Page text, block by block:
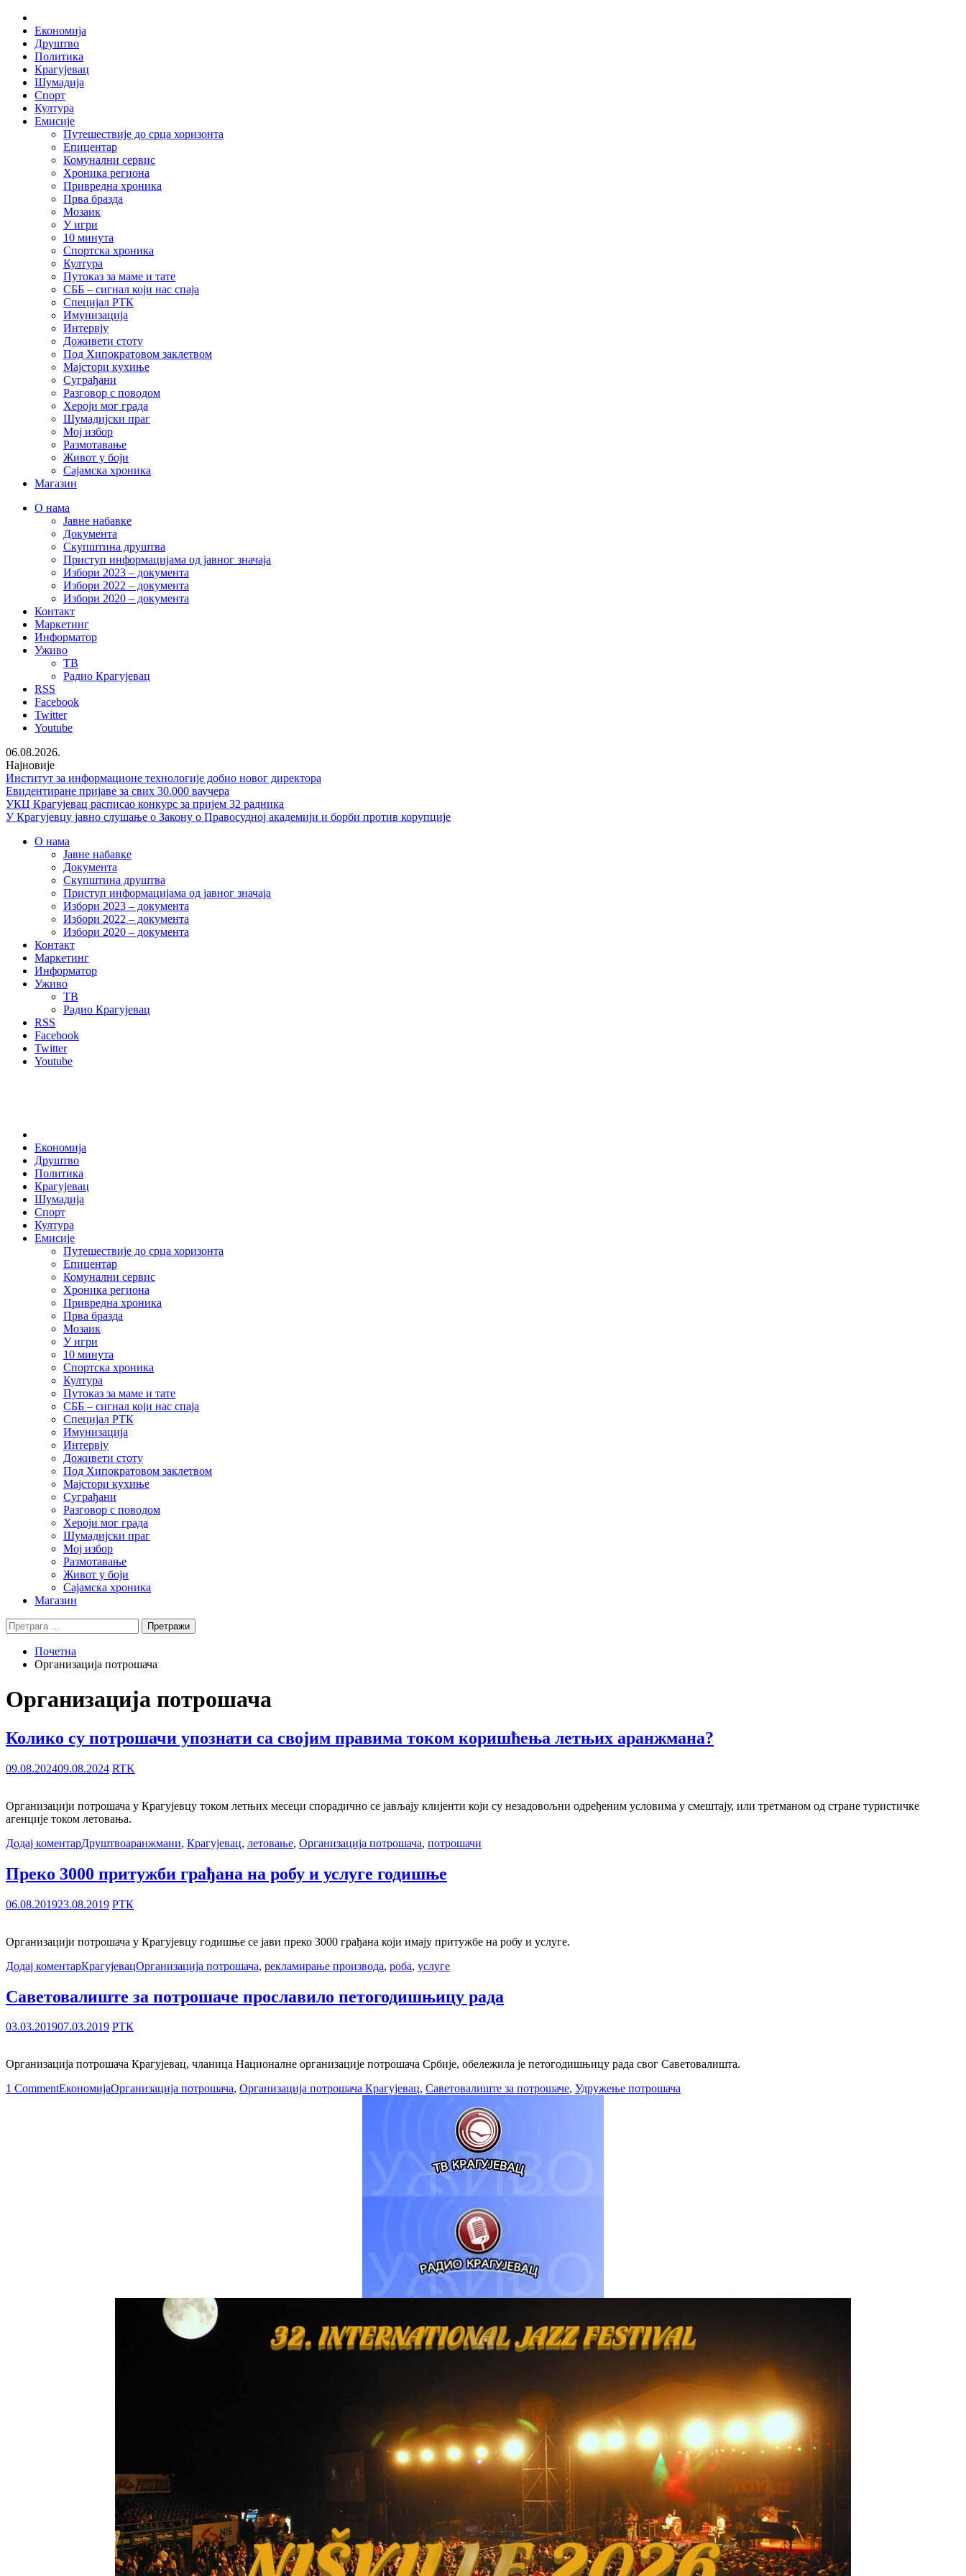
Skip
content
Економија
Друштво
Политика
Крагујевац
Шумадија
Спорт
Култура
Емисије
Путешествије до срца хоризонта
Епицентар
Комунални сервис
Хроника региона
Привредна хроника
Прва бразда
Мозаик
У игри
10 минута
Спортска хроника
Култура
Путоказ за маме и тате
СББ – сигнал који нас спаја
Специјал РТК
Имунизација
Интервју
Доживети стоту
Под Хипократовом заклетвом
Мајстори кухиње
Суграђани
Разговор с поводом
Хероји мог града
Шумадијски праг
Мој избор
Размотавање
Живот у боји
Сајамска хроника
Магазин
О нама
Јавне набавке
Документа
Скупштина друштва
Приступ информацијама од јавног значаја
Избори 2023 – документа
Избори 2022 – документа
Избори 2020 – документа
Контакт
Маркетинг
Информатор
Уживо
ТВ
Радио Крагујевац
RSS
Facebook
Twitter
Youtube
06.08.2026.
Најновије
Институт за информационе технологије добио новог директора
Евидентиране пријаве за свих 30.000 ваучера
УКЦ Крагујевац расписао конкурс за пријем 32 радника
У Крагујевцу јавно слушање о Закону о Правосудној академији и борби против корупције
О нама
Јавне набавке
Документа
Скупштина друштва
Приступ информацијама од јавног значаја
Избори 2023 – документа
Избори 2022 – документа
Избори 2020 – документа
Контакт
Маркетинг
Информатор
Уживо
ТВ
Радио Крагујевац
RSS
Facebook
Twitter
Youtube
Економија
Друштво
Политика
Крагујевац
Шумадија
Спорт
Култура
Емисије
Путешествије до срца хоризонта
Епицентар
Комунални сервис
Хроника региона
Привредна хроника
Прва бразда
Мозаик
У игри
10 минута
Спортска хроника
Култура
Путоказ за маме и тате
СББ – сигнал који нас спаја
Специјал РТК
Имунизација
Интервју
Доживети стоту
Под Хипократовом заклетвом
Мајстори кухиње
Суграђани
Разговор с поводом
Хероји мог града
Шумадијски праг
Мој избор
Размотавање
Живот у боји
Сајамска хроника
Магазин
Претрага
за:
Почетна
Организација потрошача
Организација потрошача
Колико су потрошачи упознати са својим правима током коришћења летњих аранжмана?
09.08.202409.08.2024 RTK
Организацији потрошача у Крагујевцу током летњих месеци спорадично се јављају клијенти који су незадовољни одређеним условима у смештају, или третманом од стране туристичке
агенције током летовања.
Додај коментарДруштвоаранжмани, Крагујевац, летовање, Организација потрошача, потрошачи
Преко 3000 притужби грађана на робу и услуге годишње
06.08.201923.08.2019 РТК
Организацији потрошача у Крагујевцу годишње се јави преко 3000 грађана који имају притужбе на робу и услуге.
Додај коментарКрагујевацОрганизација потрошача, рекламирање производа, роба, услуге
Саветовалиште за потрошаче прославило петогодишњицу рада
03.03.201907.03.2019 РТК
Организација потрошача Крагујевац, чланица Националне организације потрошача Србије, обележила је петогодишњицу рада свог Саветовалишта.
1 CommentЕкономијаОрганизација потрошача, Организација потрошача Крагујевац, Саветовалиште за потрошаче, Удружење потрошача